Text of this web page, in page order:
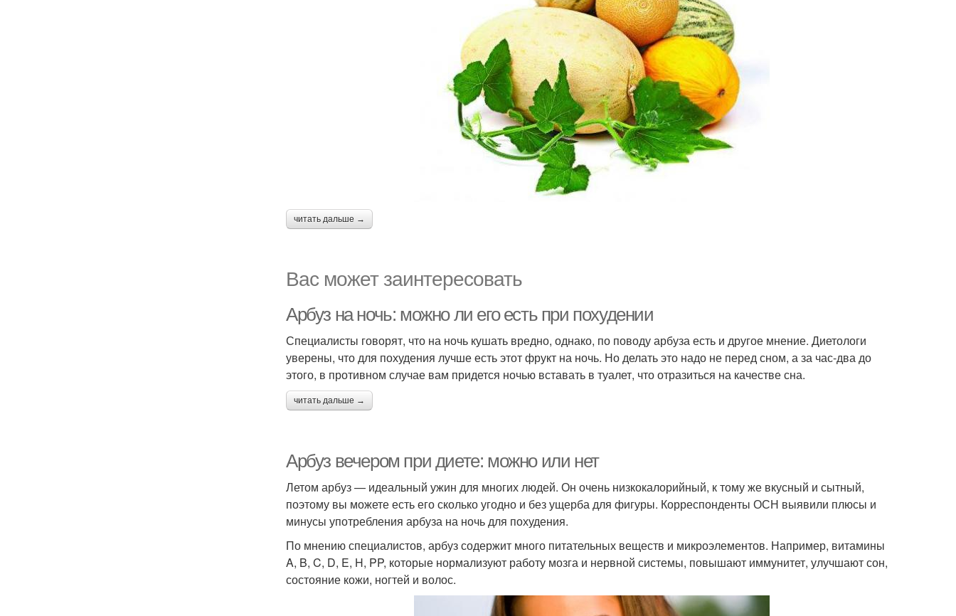
читать дальше →
Вас может заинтересовать
Арбуз на ночь: можно ли его есть при похудении
Специалисты говорят, что на ночь кушать вредно, однако, по поводу арбуза есть и другое мнение. Диетологи
уверены, что для похудения лучше есть этот фрукт на ночь. Но делать это надо не перед сном, а за час-два до
этого, в противном случае вам придется ночью вставать в туалет, что отразиться на качестве сна.
читать дальше →
Арбуз вечером при диете: можно или нет
Летом арбуз — идеальный ужин для многих людей. Он очень низкокалорийный, к тому же вкусный и сытный,
поэтому вы можете есть его сколько угодно и без ущерба для фигуры. Корреспонденты ОСН выявили плюсы и
минусы употребления арбуза на ночь для похудения.
По мнению специалистов, арбуз содержит много питательных веществ и микроэлементов. Например, витамины
A, B, C, D, E, H, PP, которые нормализуют работу мозга и нервной системы, повышают иммунитет, улучшают сон,
состояние кожи, ногтей и волос.